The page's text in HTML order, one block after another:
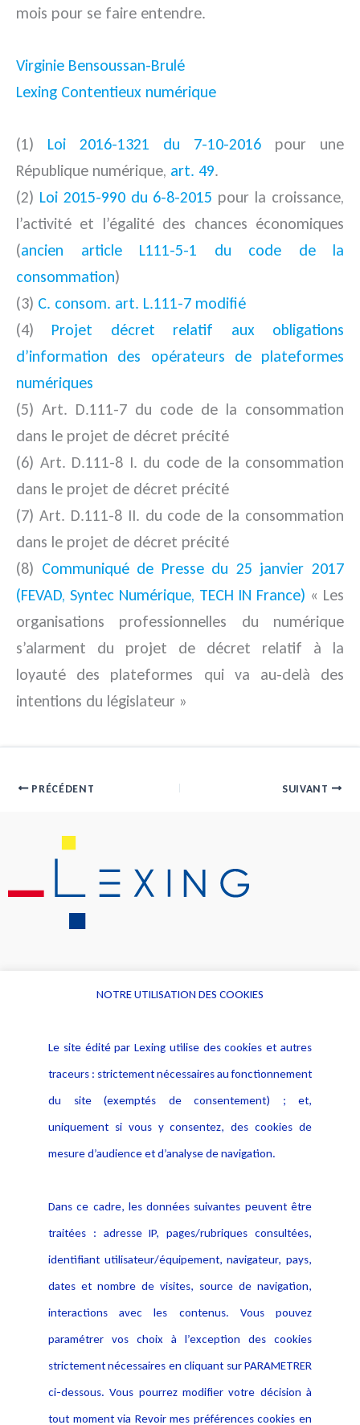
mois pour se faire entendre.
Virginie Bensoussan-Brulé
Lexing Contentieux numérique
(1) Loi 2016-1321 du 7-10-2016 pour une
République numérique, art. 49.
(2) Loi 2015-990 du 6-8-2015 pour la croissance,
l’activité et l’égalité des chances économiques
(ancien article L111-5-1 du code de la
consommation)
(3) C. consom. art. L.111-7 modifié
(4) Projet décret relatif aux obligations
d’information des opérateurs de plateformes
numériques
(5) Art. D.111-7 du code de la consommation
dans le projet de décret précité
(6) Art. D.111-8 I. du code de la consommation
dans le projet de décret précité
(7) Art. D.111-8 II. du code de la consommation
dans le projet de décret précité
(8) Communiqué de Presse du 25 janvier 2017
(FEVAD, Syntec Numérique, TECH IN France) « Les
organisations professionnelles du numérique
s’alarment du projet de décret relatif à la
loyauté des plateformes qui va au-delà des
intentions du législateur »
PRÉCÉDENT SUIVANT
Alerte professionnelle
Déclaration d'accessibilité
Notice Légale
Politique de protection des
données
Publications
NOTRE UTILISATION DES COOKIES
Le site édité par Lexing utilise des cookies et autres
traceurs : strictement nécessaires au fonctionnement
du site (exemptés de consentement) ; et,
uniquement si vous y consentez, des cookies de
mesure d’audience et d’analyse de navigation.
Dans ce cadre, les données suivantes peuvent être
traitées : adresse IP, pages/rubriques consultées,
identifiant utilisateur/équipement, navigateur, pays,
dates et nombre de visites, source de navigation,
interactions avec les contenus. Vous pouvez
paramétrer vos choix à l’exception des cookies
strictement nécessaires en cliquant sur PARAMETRER
ci-dessous. Vous pourrez modifier votre décision à
tout moment via Revoir mes préférences cookies en